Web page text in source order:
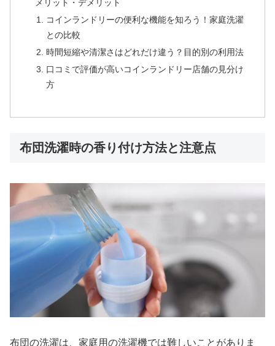
メリット・デメリット
コインランドリーの便利な機能を知ろう！家庭洗濯
との比較
時間短縮や清潔さはどれだけ違う？目的別の利用法
口コミで評価が高いコインランドリー店舗の見分け
方
布団洗濯時の香り付け方法と注意点
布団の洗濯は、家庭用の洗濯機では難しいことがありま